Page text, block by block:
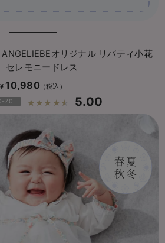
オリジナル リバティ小花
レモニードレス
¥ 10,980
70 ☆☆☆☆☆ 5.00